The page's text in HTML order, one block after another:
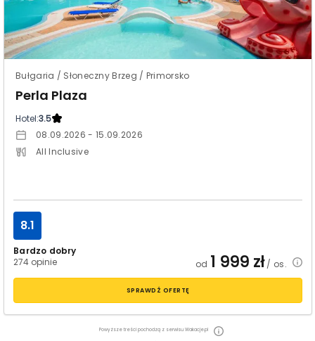
Bułgaria / Słoneczny Brzeg / Primorsko
Perla Plaza
Hotel:3.5
08.09.2026 - 15.09.2026
All Inclusive
Bardzo dobry
274 opinie
8.1
od 1 999 zł/ os.
SPRAWDŹ OFERTĘ
Powyższe treści pochodzą z serwisu Wakacje.pl